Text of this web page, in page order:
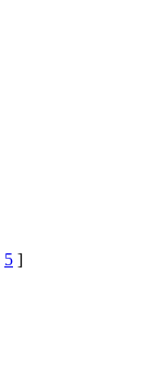
5 ]